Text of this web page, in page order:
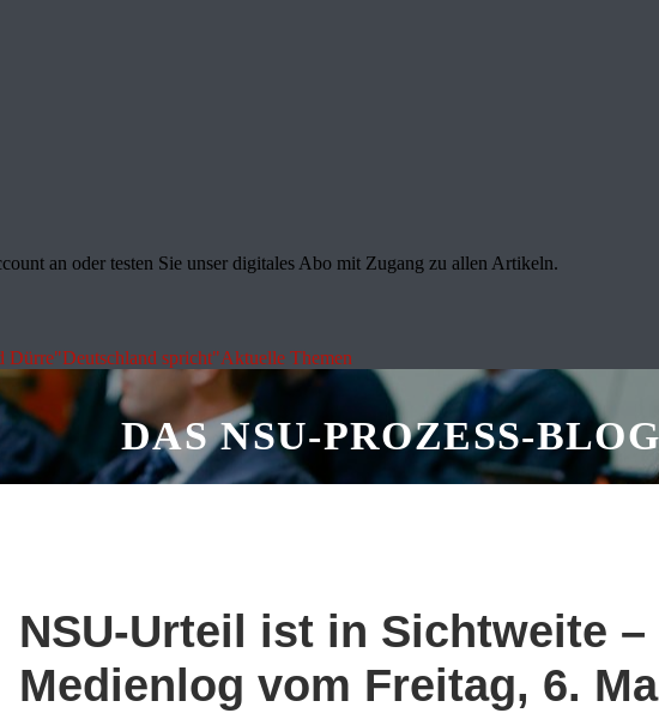
an oder testen Sie unser digitales Abo mit Zugang zu allen Artikeln.
Dürre"Deutschland spricht"Aktuelle Themen
DAS NSU-PROZESS-
NSU-Urteil ist in Sichtweite –
Medienlog vom Freitag, 6.